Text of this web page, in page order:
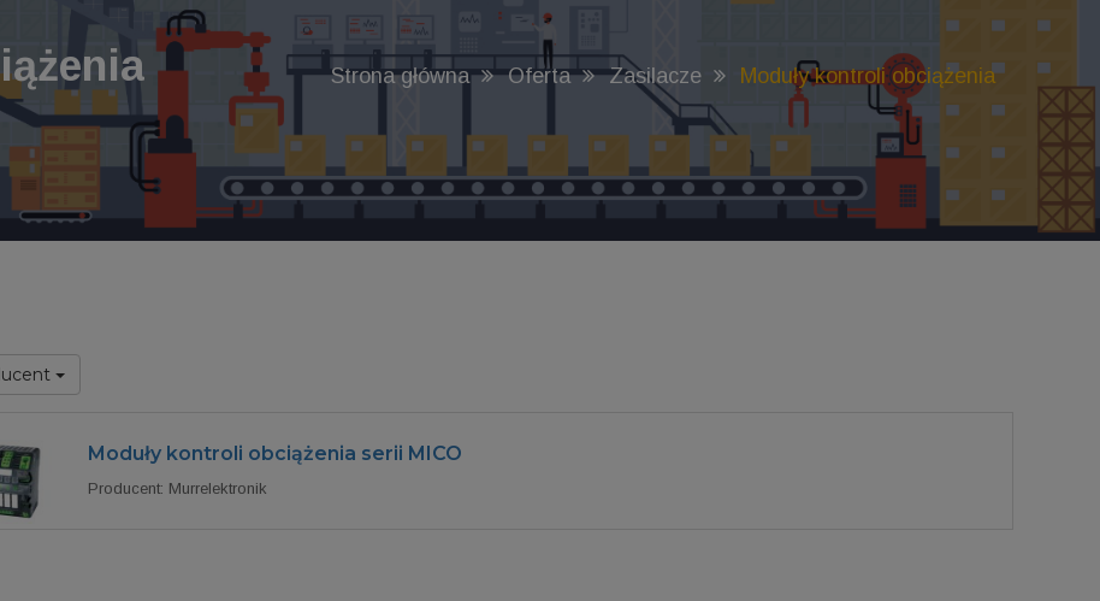
Strona główna Oferta Zasilacze Moduły kontroli obciążenia
Moduły kontroli obciążenia serii MICO
Producent: Murrelektronik